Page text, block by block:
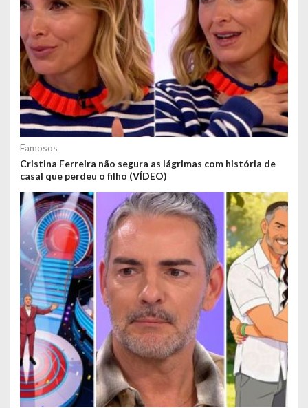
Famosos
Cristina Ferreira não segura as lágrimas com história de
casal que perdeu o filho (VÍDEO)